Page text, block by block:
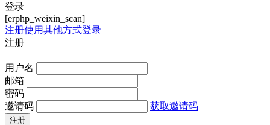
登录
[erphp_weixin_scan]
注册使用其他方式登录
注册
用户名
邮箱
密码
邀请码
获取邀请码
注册